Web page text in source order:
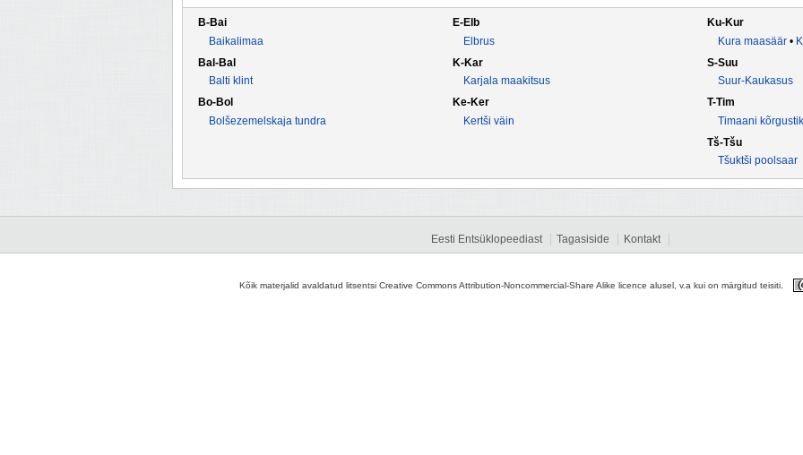
B-Bai
Baikalimaa
Bal-Bal
Balti klint
Bo-Bol
Bolšezemelskaja tundra
E-Elb
Elbrus
K-Kar
Karjala maakitsus
Ke-Ker
Kertši väin
Ku-Kur
Kura maasäär •
S-Suu
Suur-Kaukasus
T-Tim
Timaani kõrgustik
Tš-Tšu
Tšuktši poolsaar
Eesti Entsüklopeediast Tagasiside Kontakt
Kõik materjalid avaldatud litsentsi Creative Commons Attribution-Noncommercial-Share Alike licence alusel, v.a kui on märgitud teisiti.